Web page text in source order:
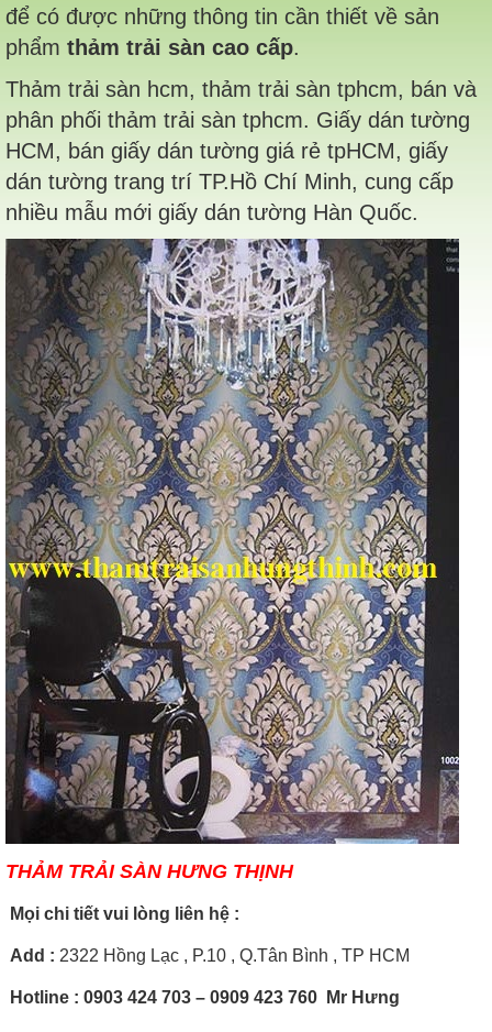
để có được những thông tin cần thiết về sản
phẩm thảm trải sàn cao cấp.
Thảm trải sàn hcm, thảm trải sàn tphcm, bán và
phân phối thảm trải sàn tphcm. Giấy dán tường
HCM, bán giấy dán tường giá rẻ tpHCM, giấy
dán tường trang trí TP.Hồ Chí Minh, cung cấp
nhiều mẫu mới giấy dán tường Hàn Quốc.
THẢM TRẢI SÀN HƯNG THỊNH
Mọi chi tiết vui lòng liên hệ :
Add : 2322 Hồng Lạc , P.10 , Q.Tân Bình , TP HCM
Hotline : 0903 424 703 – 0909 423 760 Mr Hưng